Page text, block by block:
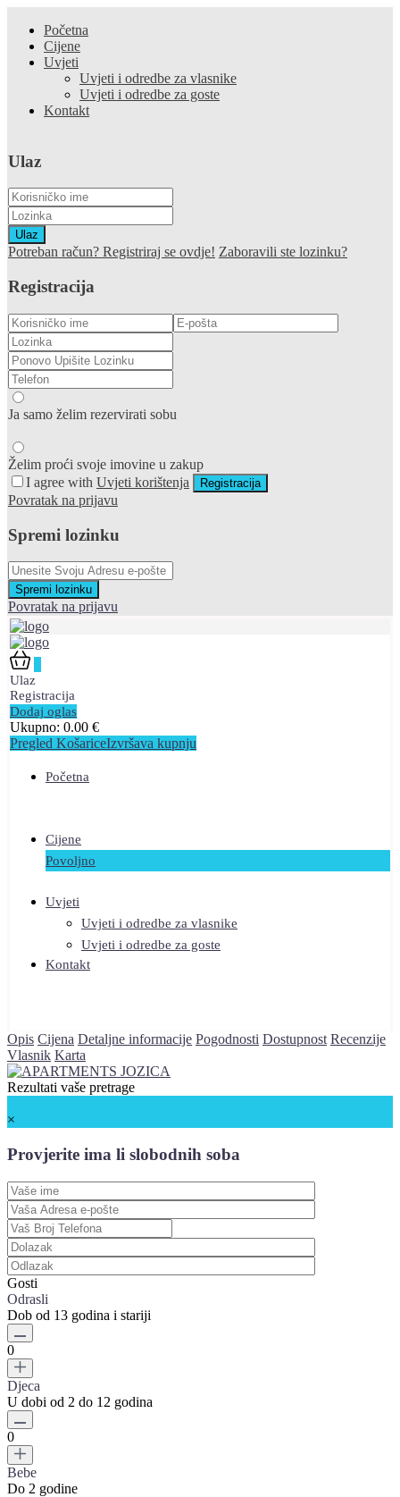
Početna
Cijene
Uvjeti
Uvjeti i odredbe za vlasnike
Uvjeti i odredbe za goste
Kontakt
Ulaz
Ulaz
Potreban račun? Registriraj se ovdje! Zaboravili ste lozinku?
Registracija
Ja samo želim rezervirati sobu
Želim proći svoje imovine u zakup
I agree with Uvjeti korištenja Registracija
Povratak na prijavu
Spremi lozinku
Spremi lozinku
Povratak na prijavu
Ulaz
Registracija
Dodaj oglas
Ukupno: 0.00 €
Pregled KošariceIzvršava kupnju
Početna
Cijene
Povoljno
Uvjeti
Uvjeti i odredbe za vlasnike
Uvjeti i odredbe za goste
Kontakt
Opis Cijena Detaljne informacije Pogodnosti Dostupnost Recenzije
Vlasnik Karta
Rezultati vaše pretrage
×
Provjerite ima li slobodnih soba
Gosti
Odrasli
Dob od 13 godina i stariji
0
Djeca
U dobi od 2 do 12 godina
0
Bebe
Do 2 godine